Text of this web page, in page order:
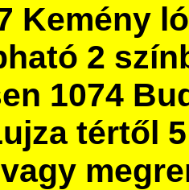
Kemény
2
1074
tértől